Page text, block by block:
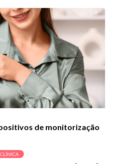
de monitorização